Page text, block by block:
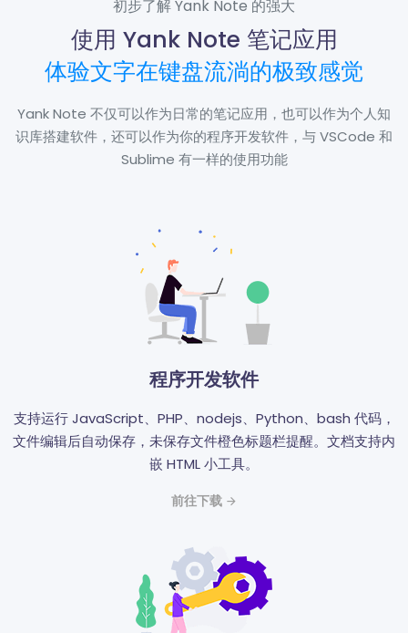
初步了解 Yank Note 的强大
使用 Yank Note 笔记应用
体验文字在键盘流淌的极致感觉
Yank Note 不仅可以作为日常的笔记应用，也可以作为个人知
识库搭建软件，还可以作为你的程序开发软件，与 VSCode 和
Sublime 有一样的使用功能
程序开发软件
支持运行 JavaScript、PHP、nodejs、Python、bash 代码，
文件编辑后自动保存，未保存文件橙色标题栏提醒。文档支持内
嵌 HTML 小工具。
前往下载